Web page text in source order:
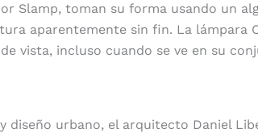
Slamp, toman su forma usando un
aparentemente sin fin. La lámpara
vista, incluso cuando se ve en su
diseño urbano, el arquitecto Daniel